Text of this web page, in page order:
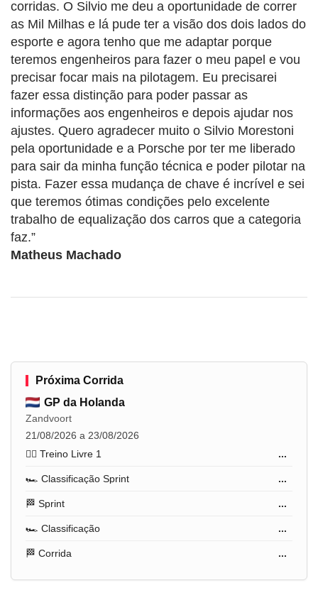
corridas. O Silvio me deu a oportunidade de correr
as Mil Milhas e lá pude ter a visão dos dois lados do
esporte e agora tenho que me adaptar porque
teremos engenheiros para fazer o meu papel e vou
precisar focar mais na pilotagem. Eu precisarei
fazer essa distinção para poder passar as
informações aos engenheiros e depois ajudar nos
ajustes. Quero agradecer muito o Silvio Morestoni
pela oportunidade e a Porsche por ter me liberado
para sair da minha função técnica e poder pilotar na
pista. Fazer essa mudança de chave é incrível e sei
que teremos ótimas condições pelo excelente
trabalho de equalização dos carros que a categoria
faz.”
Matheus Machado
Próxima Corrida
GP da Holanda
Zandvoort
21/08/2026 a 23/08/2026
🏋️‍♂️ Treino Livre 1
...
🏎️ Classificação Sprint ...
🏁 Sprint ...
🏎️ Classificação ...
🏁 Corrida ...